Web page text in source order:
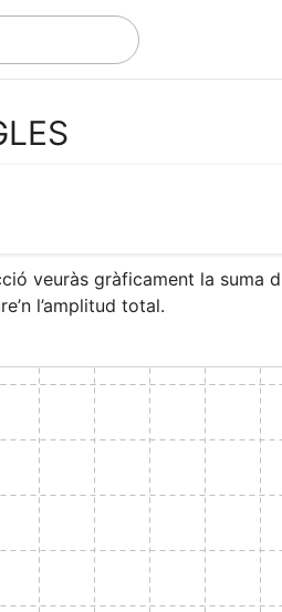
veuràs gràficament la suma
l’amplitud total.